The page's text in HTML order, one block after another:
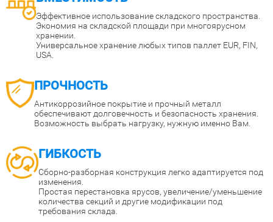
Эффективное использование складского пространства.
Экономия на складской площади при многоярусном
хранении.
Универсальное хранение любых типов паллет EUR, FIN,
USA.
ПРОЧНОСТЬ
Антикоррозийное покрытие и прочный металл
обеспечивают долговечность и безопасность хранения.
Возможность выбрать нагрузку, нужную именно Вам.
ГИБКОСТЬ
Сборно-разборная конструкция легко адаптируется под
изменения.
Простая перестановка ярусов, увеличение/уменьшение
количества секций и другие модификации под
требования склада.